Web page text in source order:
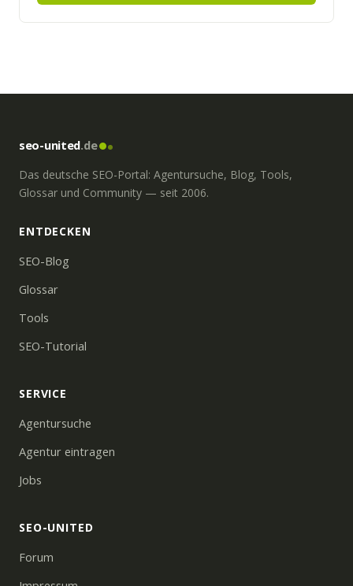
seo-united.de
Das deutsche SEO-Portal: Agentursuche, Blog, Tools,
Glossar und Community — seit 2006.
ENTDECKEN
SEO-Blog
Glossar
Tools
SEO-Tutorial
SERVICE
Agentursuche
Agentur eintragen
Jobs
SEO-UNITED
Forum